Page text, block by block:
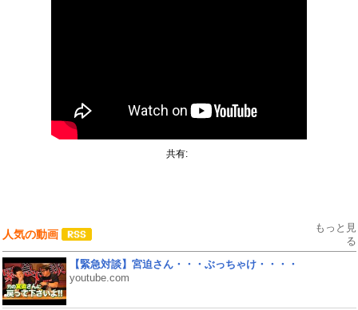
共有:
人気の動画
もっと見
る
【緊急対談】宮迫さん・・・ぶっちゃけ・・・・
youtube.com